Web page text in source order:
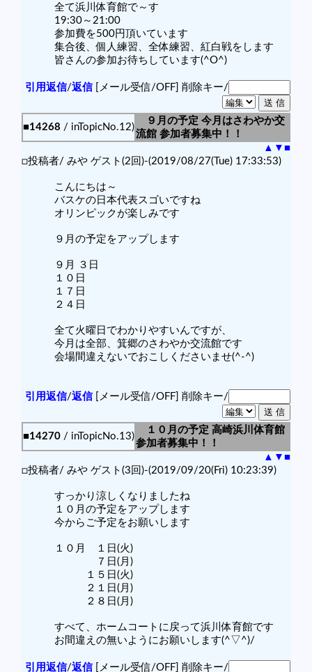
全て浜川体育館で～す
19:30～21:00
参加費を500円頂いています
集合後、個人練習、全体練習、紅白戦をします
皆さんの参加お待ちしています(^O^)
引用返信/返信[メール受信/OFF] 削除キー/
■14268 / inTopicNo.12)
９月の予定 今月はさわやか交
流館 参加者募集中！！
▲ ▼ ■
□投稿者/ みや ゲスト(2回)-(2019/08/27(Tue) 17:33:53)
こんにちは～
バスケの日本代表スゴいですね
オリンピックが楽しみです
９月の予定をアップします
９月 ３日
１０日
１７日
２４日
全て火曜日でわかりやすいんですが、
今月は全部、箕郷のさわやか交流館です
会場間違えないでおこしくださいませ(^-^)
引用返信/返信[メール受信/OFF] 削除キー/
■14270 / inTopicNo.13)
１０月の予定 高崎浜川体育館
参加者募集中！！
▲ ▼ ■
□投稿者/ みや ゲスト(3回)-(2019/09/20(Fri) 10:23:39)
すっかり涼しくなりましたね
１０月の予定をアップします
今からご予定をお願いします
１０月 １日(火)
７日(月)
１５日(火)
２１日(月)
２８日(月)
すべて、ホームコートに戻って浜川体育館です
お間違えの無いようにお願いします(^▽^)/
引用返信/返信[メール受信/OFF] 削除キー/